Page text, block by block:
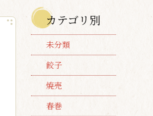
カテゴリ別
未分類
餃子
焼売
春巻